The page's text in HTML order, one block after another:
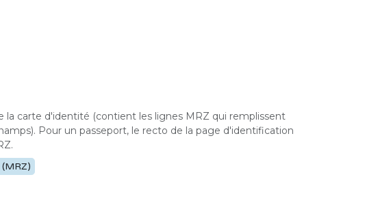
la carte d'identité (contient les lignes MRZ qui remplissent
Pour un passeport, le recto de la page d'identification